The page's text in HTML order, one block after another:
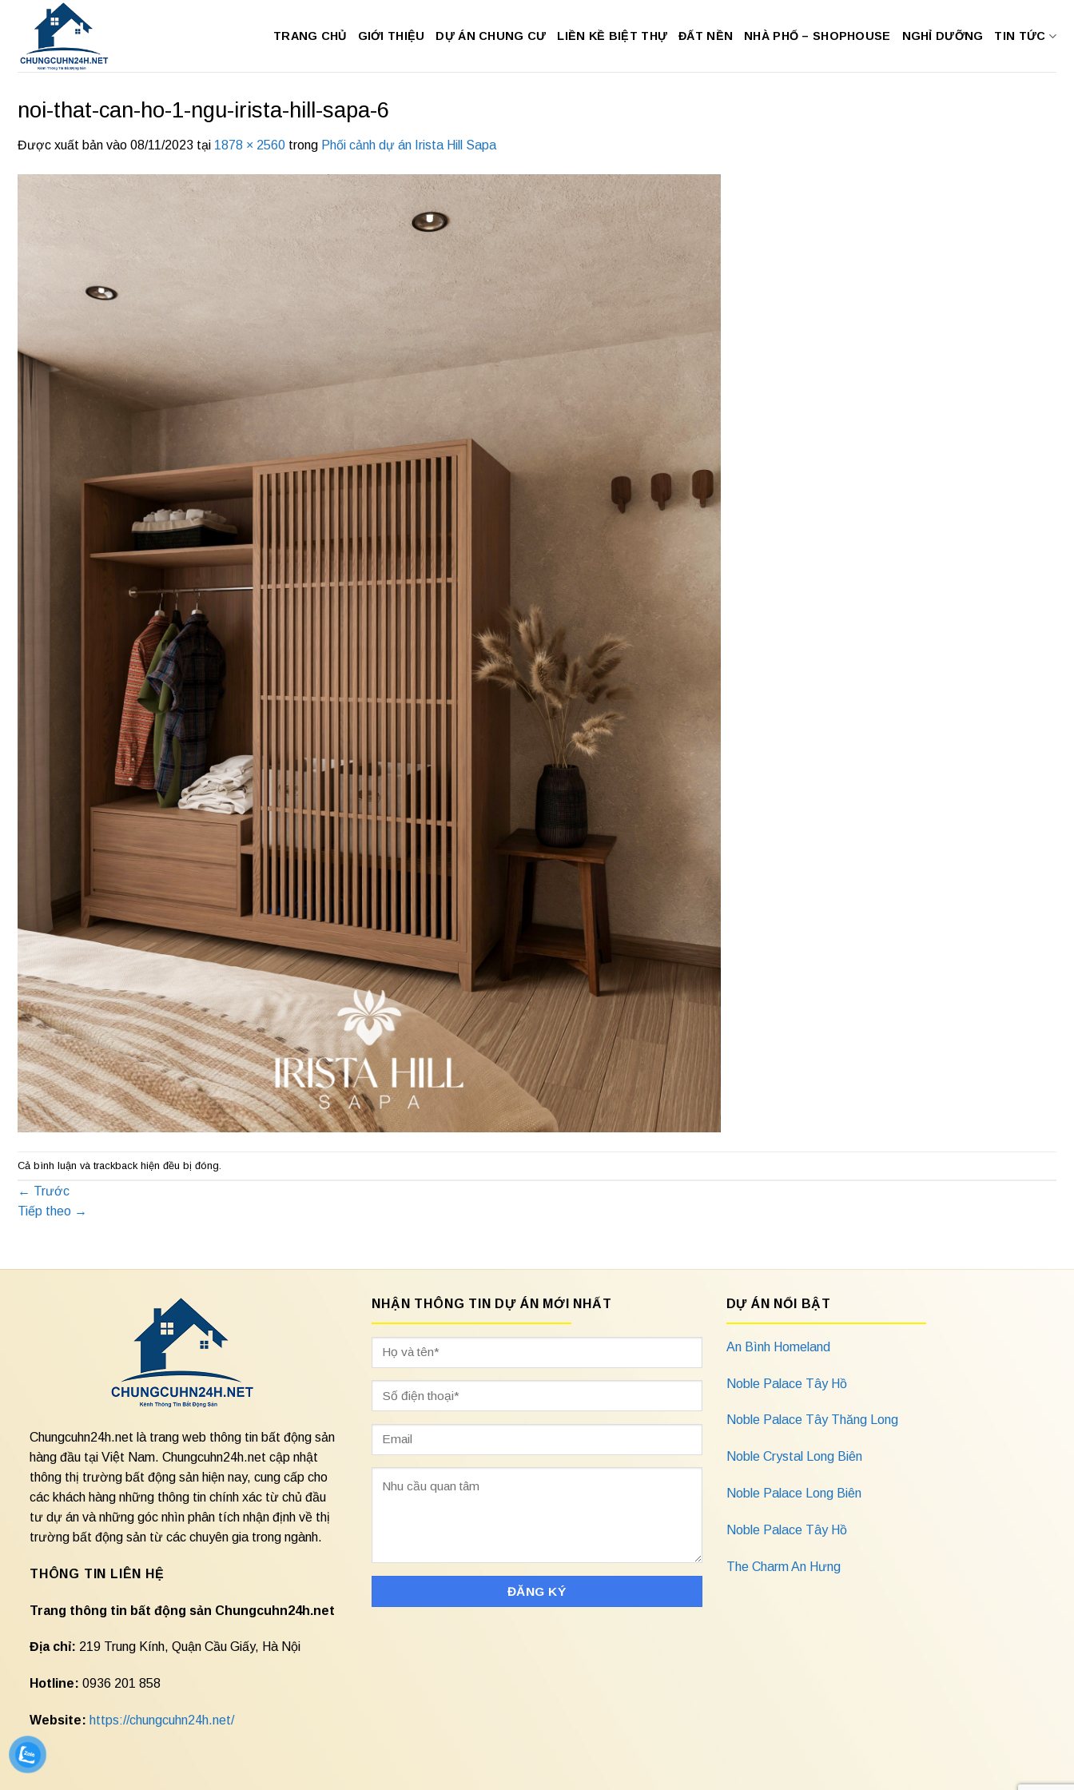
dung
TRANG CHỦ GIỚI THIỆU DỰ ÁN CHUNG CƯ LIỀN KỀ BIỆT THỰ ĐẤT NỀN NHÀ PHỐ – SHOPHOUSE NGHỈ DƯỠNG TIN TỨC
noi-that-can-ho-1-ngu-irista-hill-sapa-6
Được xuất bản vào 08/11/2023 tại 1878 × 2560 trong Phối cảnh dự án Irista Hill Sapa
Cả bình luận và trackback hiện đều bị đóng.
← Trước
Tiếp theo →
Chungcuhn24h.net là trang web thông tin bất động sản
hàng đầu tại Việt Nam. Chungcuhn24h.net cập nhật
thông thị trường bất động sản hiện nay, cung cấp cho
các khách hàng những thông tin chính xác từ chủ đầu
tư dự án và những góc nhìn phân tích nhận định về thị
trường bất động sản từ các chuyên gia trong ngành.
THÔNG TIN LIÊN HỆ
Trang thông tin bất động sản Chungcuhn24h.net
Địa chỉ: 219 Trung Kính, Quận Cầu Giấy, Hà Nội
Hotline: 0936 201 858
Website: https://chungcuhn24h.net/
NHẬN THÔNG TIN DỰ ÁN MỚI NHẤT DỰ ÁN NỔI BẬT
An Bình Homeland
Noble Palace Tây Hồ
Noble Palace Tây Thăng Long
Noble Crystal Long Biên
Noble Palace Long Biên
Noble Palace Tây Hồ
The Charm An Hưng